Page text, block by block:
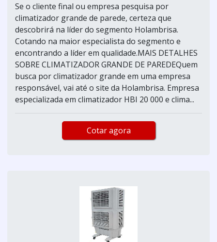
Se o cliente final ou empresa pesquisa por
climatizador grande de parede, certeza que
descobrirá na líder do segmento Holambrisa.
Cotando na maior especialista do segmento e
encontrando a líder em qualidade.MAIS DETALHES
SOBRE CLIMATIZADOR GRANDE DE PAREDEQuem
busca por climatizador grande em uma empresa
responsável, vai até o site da Holambrisa. Empresa
especializada em climatizador HBI 20 000 e clima...
Cotar agora